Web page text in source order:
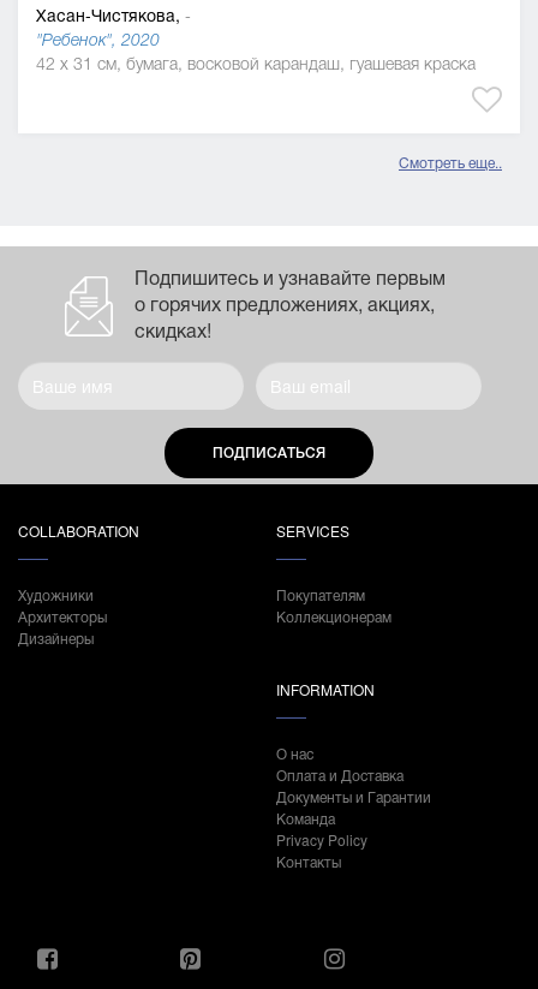
Хасан-Чистякова, -
"Ребенок", 2020
42 x 31 см, бумага, восковой карандаш, гуашевая краска
Смотреть еще..
Подпишитесь и узнавайте первым
о горячих предложениях, акциях,
скидках!
ПОДПИСАТЬСЯ
COLLABORATION
Художники
Архитекторы
Дизайнеры
SERVICES
Покупателям
Коллекционерам
INFORMATION
О нас
Оплата и Доставка
Документы и Гарантии
Команда
Privacy Policy
Контакты